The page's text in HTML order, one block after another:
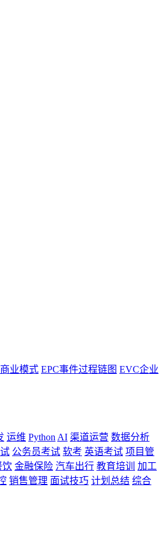
业模式 EPC事件过程链图 EVC企业
运维 Python AI 渠道运营 数据分析
公务员考试 软考 英语考试 项目管
饮 金融保险 汽车出行 教育培训
加工
销售管理 面试技巧 计划总结 综合